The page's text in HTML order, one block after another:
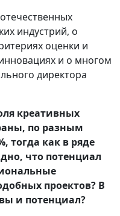
индустрий, о
оценки и
и о многом
директора
креативных
по разным
тогда как в ряде
что потенциал
проектов? В
и потенциал?